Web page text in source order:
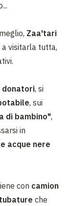
Zaa'tari
a visitarla tutta,
donatori, si
, sui
di bambino",
in
acque nere
con camion
che